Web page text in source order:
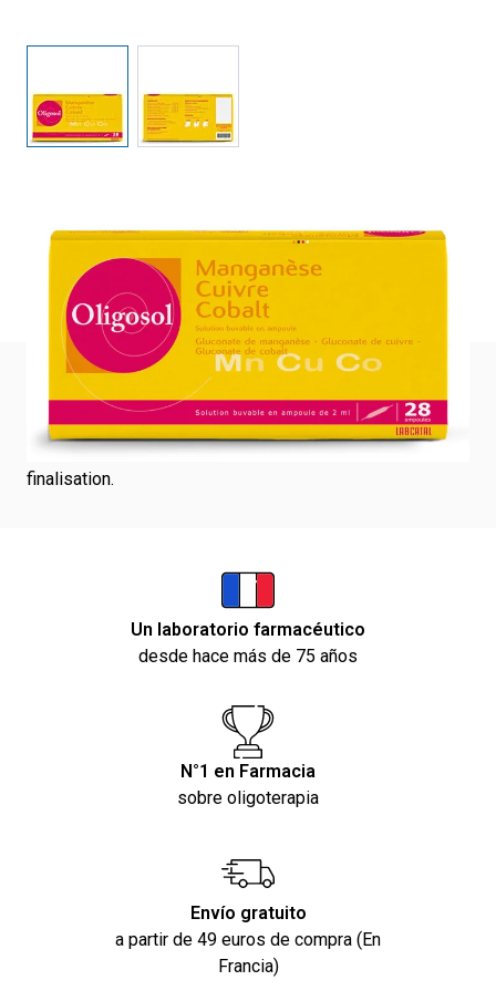
Unidad de mantenimiento de existencias (SKU) :
F4002010
Qualités et caractéristiques environnementales de
l’emballage :
Analyse complète des qualités et caractéristiques
environnementales de l’emballage en cours de
finalisation.
Un laboratorio farmacéutico
desde hace más de 75 años
N°1 en Farmacia
sobre oligoterapia
Envío gratuito
a partir de 49 euros de compra (En
Francia)